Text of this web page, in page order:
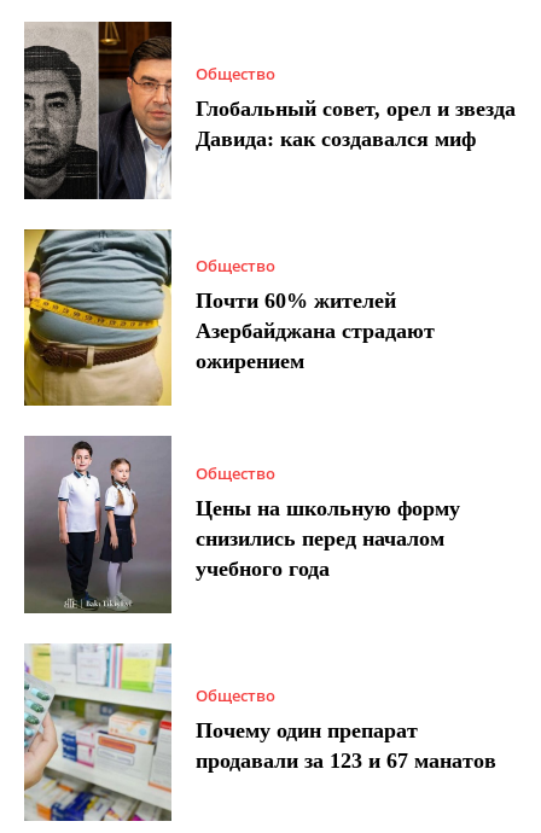
Общество
Глобальный совет, орел и звезда
Давида: как создавался миф
Общество
Почти 60% жителей
Азербайджана страдают
ожирением
Общество
Цены на школьную форму
снизились перед началом
учебного года
Общество
Почему один препарат
продавали за 123 и 67 манатов